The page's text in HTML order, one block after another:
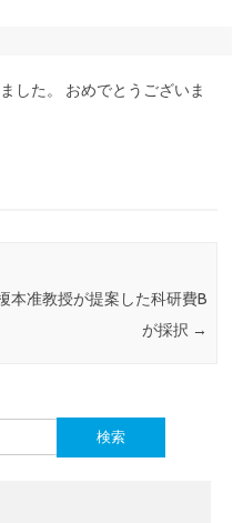
した。 おめでとうございま
本准教授が提案した科研費B
が採択 →